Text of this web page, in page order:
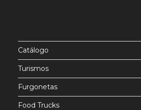
Catálogo
Turismos
Furgonetas
Food Trucks